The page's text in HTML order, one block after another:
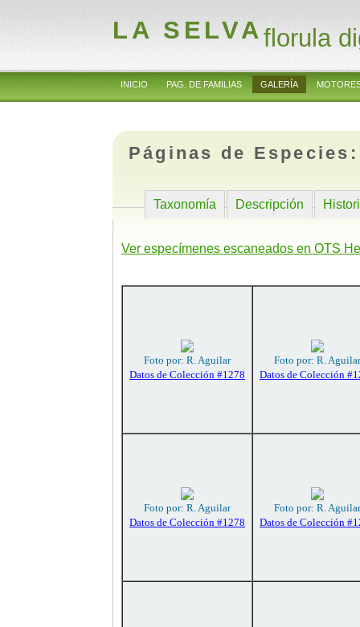
LA SELVAflorula
INICIO PAG. DE FAMILIAS GALERÍA
Páginas de
Taxonomía Descripción
Ver especímenes escaneados en OTS
Foto por: R. Aguilar
Datos de Colección #1278
Foto por: R. Aguilar
Datos de Colección
Foto por: R. Aguilar
Datos de Colección #1278
Foto por: R. Aguilar
Datos de Colección